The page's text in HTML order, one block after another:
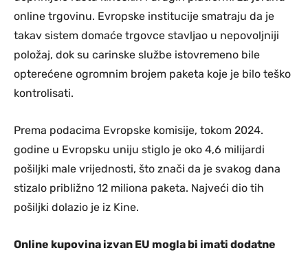
online trgovinu. Evropske institucije smatraju da je
takav sistem domaće trgovce stavljao u nepovoljniji
položaj, dok su carinske službe istovremeno bile
opterećene ogromnim brojem paketa koje je bilo teško
kontrolisati.
Prema podacima Evropske komisije, tokom 2024.
godine u Evropsku uniju stiglo je oko 4,6 milijardi
pošiljki male vrijednosti, što znači da je svakog dana
stizalo približno 12 miliona paketa. Najveći dio tih
pošiljki dolazio je iz Kine.
Online kupovina izvan EU mogla bi imati dodatne